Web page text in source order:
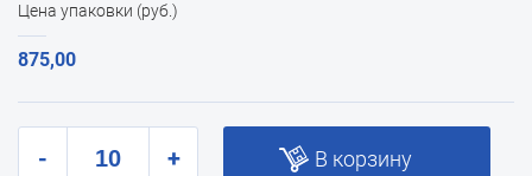
Цена упаковки (руб.)
875,00
- + В корзину